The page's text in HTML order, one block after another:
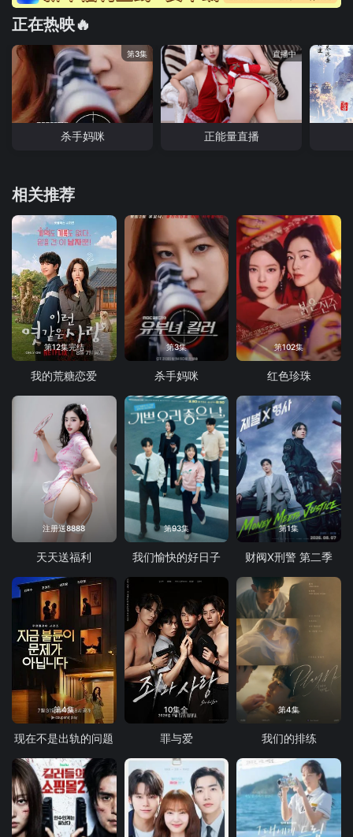
正在热映🔥
第3集
杀手妈咪
直播中
正能量直播
相关推荐
第12集完结
我的荒糖恋爱
第3集
杀手妈咪
第102集
红色珍珠
注册送8888
天天送福利
第93集
我们愉快的好日子
第1集
财阀X刑警 第二季
第4集
现在不是出轨的问题
10集全
罪与爱
第4集
我们的排练